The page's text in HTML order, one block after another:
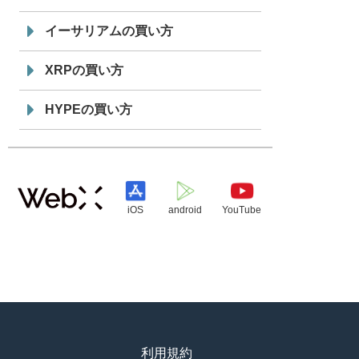
イーサリアムの買い方
XRPの買い方
HYPEの買い方
iOS android YouTube
利用規約